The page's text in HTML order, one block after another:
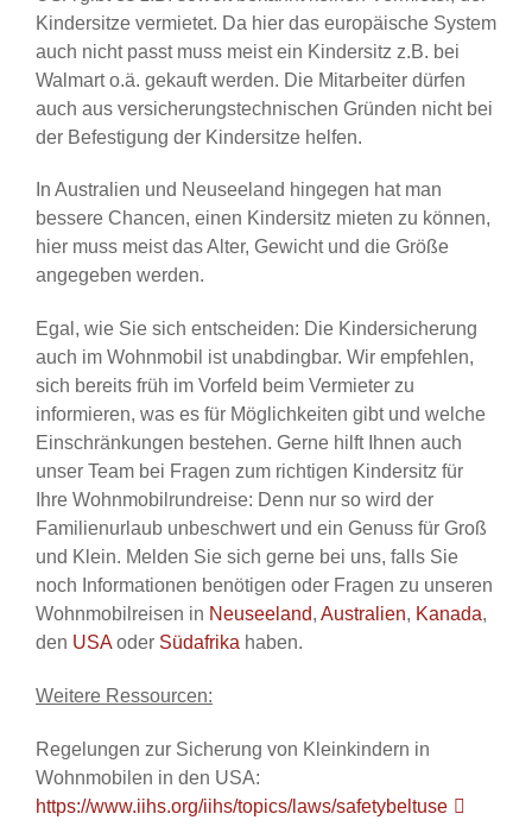
Kindersitze vermietet. Da hier das europäische System
auch nicht passt muss meist ein Kindersitz z.B. bei
Walmart o.ä. gekauft werden. Die Mitarbeiter dürfen
auch aus versicherungstechnischen Gründen nicht bei
der Befestigung der Kindersitze helfen.
In Australien und Neuseeland hingegen hat man
bessere Chancen, einen Kindersitz mieten zu können,
hier muss meist das Alter, Gewicht und die Größe
angegeben werden.
Egal, wie Sie sich entscheiden: Die Kindersicherung
auch im Wohnmobil ist unabdingbar. Wir empfehlen,
sich bereits früh im Vorfeld beim Vermieter zu
informieren, was es für Möglichkeiten gibt und welche
Einschränkungen bestehen. Gerne hilft Ihnen auch
unser Team bei Fragen zum richtigen Kindersitz für
Ihre Wohnmobilrundreise: Denn nur so wird der
Familienurlaub unbeschwert und ein Genuss für Groß
und Klein. Melden Sie sich gerne bei uns, falls Sie
noch Informationen benötigen oder Fragen zu unseren
Wohnmobilreisen in Neuseeland, Australien, Kanada,
den USA oder Südafrika haben.
Weitere Ressourcen:
Regelungen zur Sicherung von Kleinkindern in
Wohnmobilen in den USA:
https://www.iihs.org/iihs/topics/laws/safetybeltuse